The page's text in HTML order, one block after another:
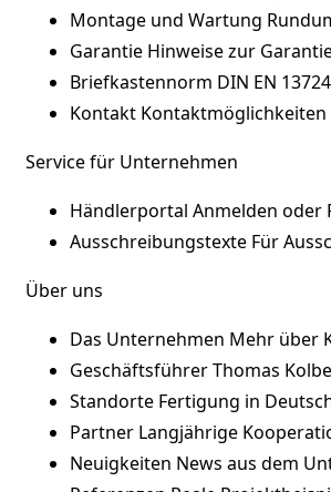
Montage und Wartung
Garantie Hinweise zur
Briefkastennorm DIN EN 13724
Kontakt Kontaktmöglichkeiten
Service für Unternehmen
Händlerportal Anmelden oder
Ausschreibungstexte Für
Über uns
Das Unternehmen Mehr über
GeschäftsführerThomas Kolbe
Standorte Fertigung in
Partner Langjährige
Neuigkeiten News aus dem